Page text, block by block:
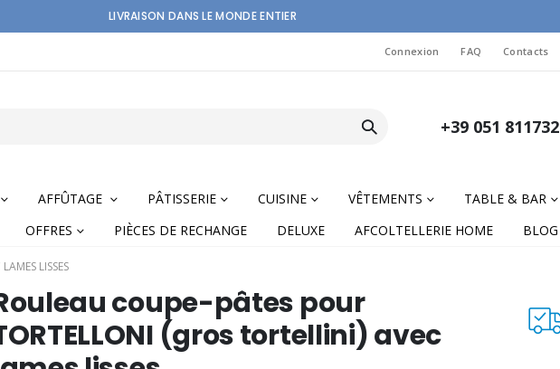
LIVRAISON DANS LE MONDE ENTIER
Connexion FAQ Contacts
+39 051 811732
AFFÛTAGE PÂTISSERIE CUISINE VÊTEMENTS TABLE & BAR
OFFRES PIÈCES DE RECHANGE DELUXE AFCOLTELLERIE HOME BLOG
LISSES
coupe-pâtes pour
(gros tortellini) avec